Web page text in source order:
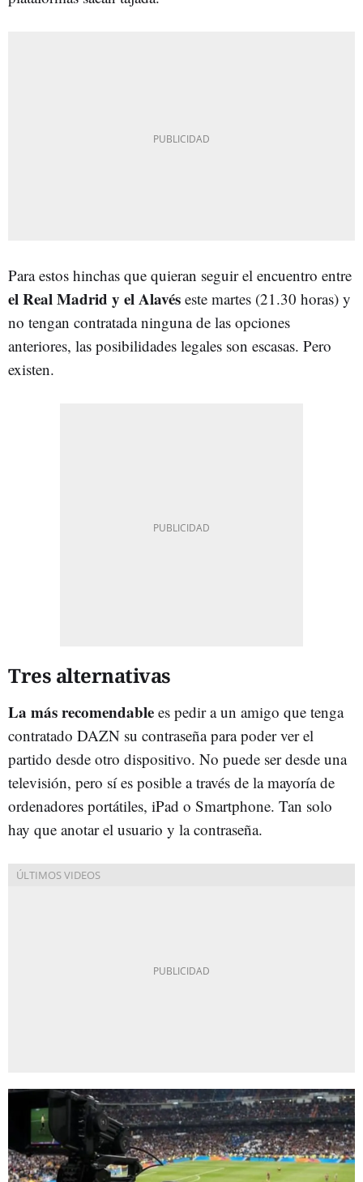
Para estos hinchas que quieran seguir el encuentro entre
el Real Madrid y el Alavés este martes (21.30 horas) y
no tengan contratada ninguna de las opciones
anteriores, las posibilidades legales son escasas. Pero
existen.
Tres alternativas
La más recomendable es pedir a un amigo que tenga
contratado DAZN su contraseña para poder ver el
partido desde otro dispositivo. No puede ser desde una
televisión, pero sí es posible a través de la mayoría de
ordenadores portátiles, iPad o Smartphone. Tan solo
hay que anotar el usuario y la contraseña.